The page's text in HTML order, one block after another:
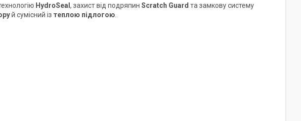
HydroSeal , захист від подряпин Scratch Guard та замкову систему
й сумісний із теплою підлогою